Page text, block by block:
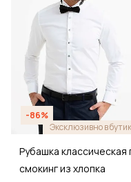
-86%
Эксклюзивно в
Рубашка классическая
смокинг из хлопка